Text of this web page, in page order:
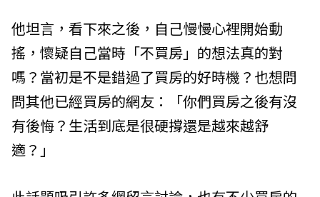
他坦言，看下來之後，自己慢慢心裡開始動
搖，懷疑自己當時「不買房」的想法真的對
嗎？當初是不是錯過了買房的好時機？也想問
問其他已經買房的網友：「你們買房之後有沒
有後悔？生活到底是很硬撐還是越來越舒
適？」